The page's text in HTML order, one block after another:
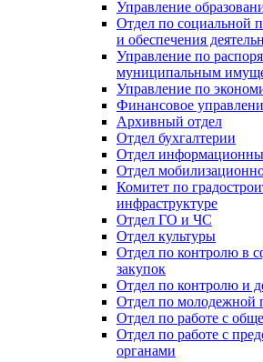
Управление
Отдел по социальной
и обеспечения
Управление по
муниципальным
Управление по
Финансовое
Архивный отдел
Отдел бухгалтерии
Отдел
Отдел
Комитет по
инфраструктуре
Отдел ГО и ЧС
Отдел культуры
Отдел по контролю в
закупок
Отдел по контролю и
Отдел по молодежной
Отдел по работе с
Отдел по работе с
органами